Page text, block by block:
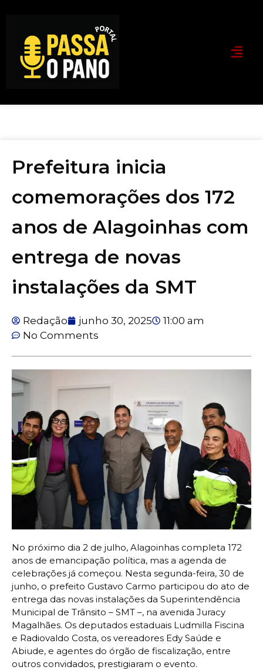
Prefeitura inicia
comemorações dos 172
anos de Alagoinhas com
entrega de novas
instalações da SMT
Redação junho 30, 2025
11:00 am
No Comments
No próximo dia 2 de julho, Alagoinhas completa 172
anos de emancipação política, mas a agenda de
celebrações já começou. Nesta segunda-feira, 30 de
junho, o prefeito Gustavo Carmo participou do ato de
entrega das novas instalações da Superintendência
Municipal de Trânsito – SMT –, na avenida Juracy
Magalhães. Os deputados estaduais Ludmilla Fiscina
e Radiovaldo Costa, os vereadores Edy Saúde e
Abiude, e agentes do órgão de fiscalização, entre
outros convidados, prestigiaram o evento.